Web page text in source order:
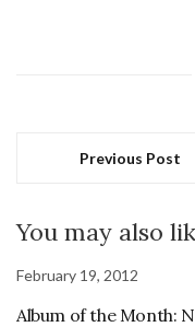
Previous Post
You may also
February 19, 2012
Album of the Month: